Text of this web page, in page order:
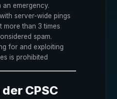
emergency.
with server-wide pings
more than 3 times
spam.
for and exploiting
is prohibited
CPSC